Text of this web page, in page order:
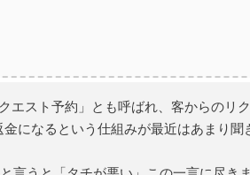
エスト予約」とも呼ばれ、客からの
になるという仕組みが最近はあまり聞